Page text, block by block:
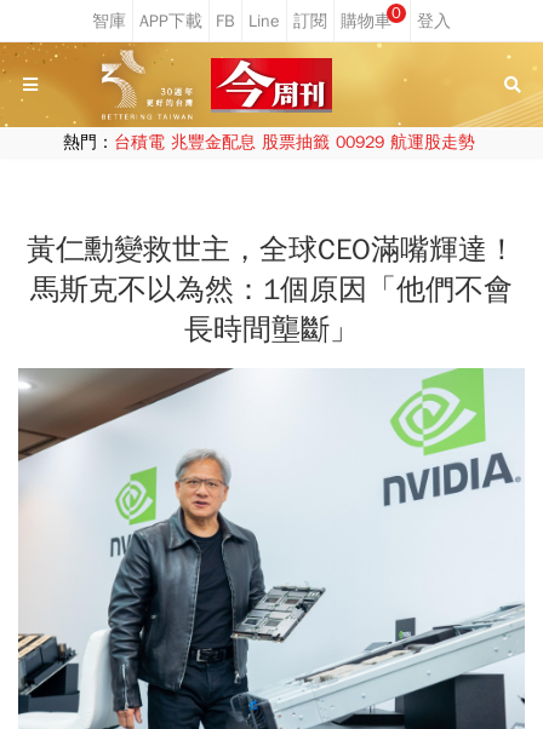
0
熱門： 台積電 兆豐金配息 股票抽籤 00929 航運股走勢
黃仁勳變救世主，全球CEO滿嘴輝達！
馬斯克不以為然：1個原因「他們不會
長時間壟斷」